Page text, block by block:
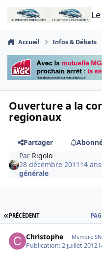
Aller au contenu
Accueil Infos & Débats
Ouverture a la
regionaux
Partager
Par Rigolo
28 décembre 2011 14 ans
générale
PREMIÈRE PAGE
PRÉCÉDENT
Christophe Membre
Publication:2 juillet 2012